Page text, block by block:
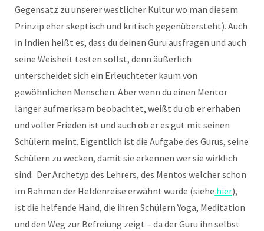
Gegensatz zu unserer westlicher Kultur wo man diesem
Prinzip eher skeptisch und kritisch gegenübersteht). Auch
in Indien heißt es, dass du deinen Guru ausfragen und auch
seine Weisheit testen sollst, denn äußerlich
unterscheidet sich ein Erleuchteter kaum von
gewöhnlichen Menschen. Aber wenn du einen Mentor
länger aufmerksam beobachtet, weißt du ob er erhaben
und voller Frieden ist und auch ob er es gut mit seinen
Schülern meint. Eigentlich ist die Aufgabe des Gurus, seine
Schülern zu wecken, damit sie erkennen wer sie wirklich
sind. Der Archetyp des Lehrers, des Mentos welcher schon
im Rahmen der Heldenreise erwähnt wurde (siehe hier),
ist die helfende Hand, die ihren Schülern Yoga, Meditation
und den Weg zur Befreiung zeigt – da der Guru ihn selbst